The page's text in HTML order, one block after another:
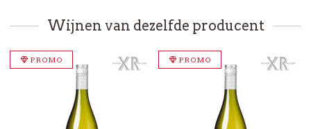
Wijnen van dezelfde producent
PROMO PROMO